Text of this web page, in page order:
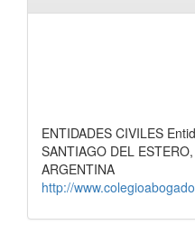
ENTIDADES CIVILES
SANTIAGO DEL
ARGENTINA
http://